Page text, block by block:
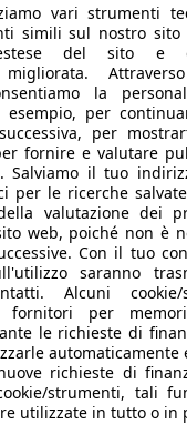
vari strumenti
simili sul nostro sito
del sito e
la
per
per
fornire e valutare
Salviamo il tuo
per le ricerche
valutazione dei
web, poiché non è
Con il tuo
saranno
Alcuni cookie/
fornitori per
le richieste di
automaticamente
richieste di
strumenti, tali
utilizzate in tutto o in